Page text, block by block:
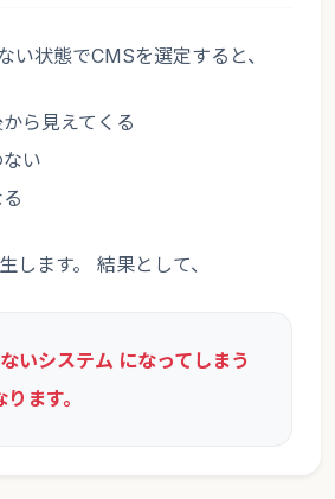
い状態でCMSを選定すると、
ら見えてくる
い
します。 結果として、
いシステム になってしまう
ます。